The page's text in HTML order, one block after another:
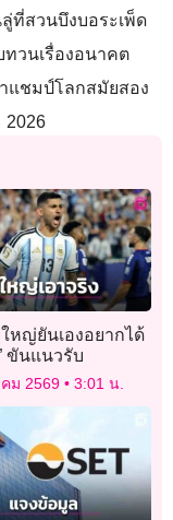
ลู่ที่สวนบึงบอระเพ็ด
วนเรื่องอนาคต
าแชมป์โลกสมัยสอง
2026
หญ่ยันเองอยากได้
ขันแนวรับ
ม 2569 3:01 น.